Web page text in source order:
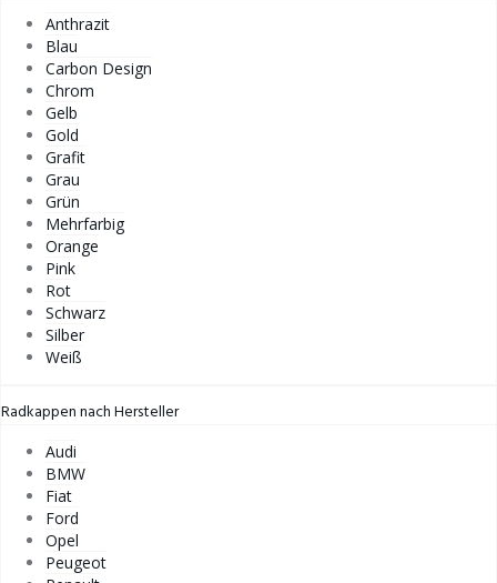
Anthrazit
Blau
Carbon Design
Chrom
Gelb
Gold
Grafit
Grau
Grün
Mehrfarbig
Orange
Pink
Rot
Schwarz
Silber
Weiß
Radkappen nach Hersteller
Audi
BMW
Fiat
Ford
Opel
Peugeot